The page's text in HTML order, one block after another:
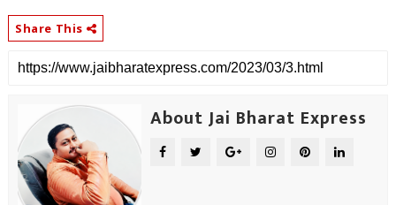
Share This
About Jai Bharat Express